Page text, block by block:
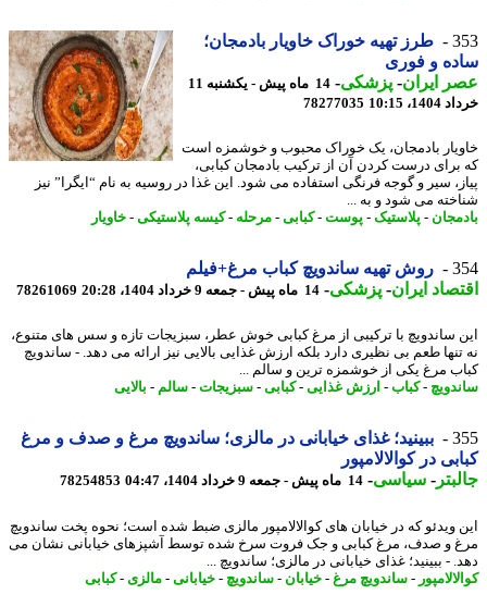
طرز تهیه خوراک خاویار بادمجان؛
و فوری
ایران- پزشکی-
14 ماه پیش - یکشنبه 11
10:15
78277035
بادمجان، یک خوراک محبوب و خوشمزه است
درست کردن آن از ترکیب بادمجان کبابی،
سیر و گوجه فرنگی استفاده می شود. این غذا در روسیه به نام “ایگرا” نیز
می شود و به ...
-پلاستیک-پوست-کبابی-مرحله-کیسه پلاستیکی-خاویار
روش تهیه ساندویچ کباب مرغ+فیلم
ایران- پزشکی-14 ماه پیش - جمعه 9 خرداد 1404، 20:28 78261069
ساندویچ با ترکیبی از مرغ کبابی خوش عطر، سبزیجات تازه و سس های متنوع،
طعم بی نظیری دارد بلکه ارزش غذایی بالایی نیز ارائه می دهد. - ساندویچ
مرغ یکی از خوشمزه ترین و سالم ...
-کباب-ارزش غذایی- کبابی-سبزیجات-سالم-بالایی
ببینید؛ غذای خیابانی در مالزی؛ ساندویچ مرغ و صدف و مرغ
در کوالالامپور
-سیاسی-14 ماه پیش - جمعه 9 خرداد 1404، 04:47 78254853
ویدئو که در خیابان های کوالالامپور مالزی ضبط شده است؛ نحوه پخت ساندویچ
و صدف، مرغ کبابی و جک فروت سرخ شده توسط آشپزهای خیابانی نشان می
- ببینید؛ غذای خیابانی در مالزی؛ ساندویچ ...
-ساندویچ مرغ -خیابان-ساندویچ-خیابانی-مالزی- کبابی